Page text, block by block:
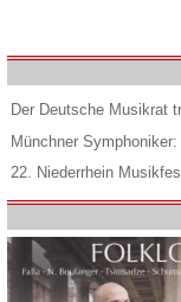
Der Deutsche Musikrat
Münchner
22. Niederrhein